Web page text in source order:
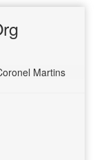
Martins